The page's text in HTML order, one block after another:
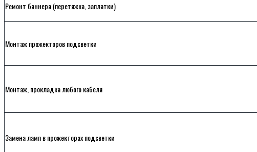
Ремонт баннера (перетяжка, заплатки)
Монтаж прожекторов подсветки
Монтаж, прокладка любого кабеля
Замена ламп в прожекторах подсветки